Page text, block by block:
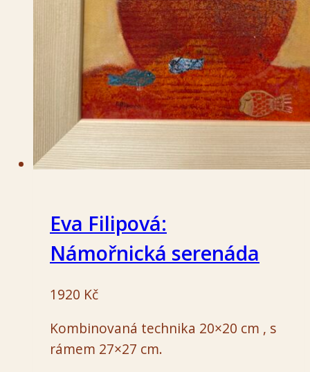
Eva Filipová:
Námořnická serenáda
1920 Kč
Kombinovaná technika 20×20 cm , s
rámem 27×27 cm.